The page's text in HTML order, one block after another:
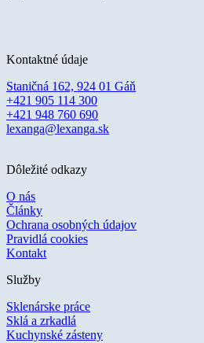
Kontaktné údaje
Staničná 162, 924 01 Gáň
+421 905 114 300
+421 948 760 690
lexanga@lexanga.sk
Dôležité odkazy
O nás
Články
Ochrana osobných údajov
Pravidlá cookies
Kontakt
Služby
Sklenárske práce
Sklá a zrkadlá
Kuchynské zásteny